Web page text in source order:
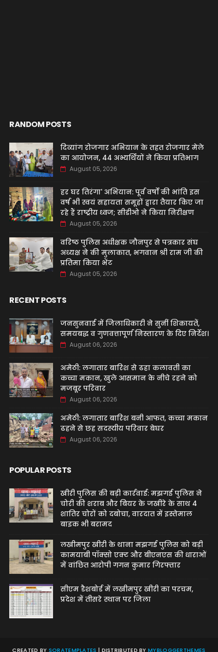
RANDOM POSTS
दिव्यांग रोजगार अभियान के तहत रोजगार मेले
का आयोजन, 44 अभ्यर्थियों ने किया प्रतिभाग
August 05, 2026
हर घर तिरंगा' अभियान: पूर्व वर्षों की भांति इस
वर्ष भी स्वयं सहायता समूहों द्वारा तैयार किए जा
रहे हैं राष्ट्रीय ध्वज; सीडीओ ने किया निरीक्षण
August 05, 2026
वरिष्ठ पुलिस अधीक्षक जौनपुर से पत्रकार संघ
अध्यक्ष ने की मुलाकात, भगवान श्री राम जी की
प्रतिमा किया भेंट
August 05, 2026
RECENT POSTS
जनसुनवाई में जिलाधिकारी ने सुनीं शिकायतें,
समयबद्ध व गुणवत्तापूर्ण निस्तारण के दिए निर्देश।
August 06, 2026
अमेठी: लगातार बारिश से ढहा कलावती का
कच्चा मकान, खुले आसमान के नीचे रहने को
मजबूर परिवार
August 06, 2026
अमेठी: लगातार बारिश बनी आफत, कच्चा मकान
ढहने से छह सदस्यीय परिवार बेघर
August 06, 2026
POPULAR POSTS
खीरी पुलिस की बड़ी कार्रवाई: मझगई पुलिस ने
चोरी की शराब और बियर के जखीरे के साथ 4
शातिर चोरों को दबोचा, वारदात में इस्तेमाल
बाइक भी बरामद
लखीमपुर खीरी के थाना मझगई पुलिस को बड़ी
कामयाबी पॉक्सो एक्ट और बीएनएस की धाराओं
में वांछित आरोपी गगन कुमार गिरफ्तार
सीएम डैशबोर्ड में लखीमपुर खीरी का परचम,
प्रदेश में तीसरे स्थान पर जिला
CREATED BY SORATEMPLATES | DISTRIBUTED BYMYBLOGGERTHEMES